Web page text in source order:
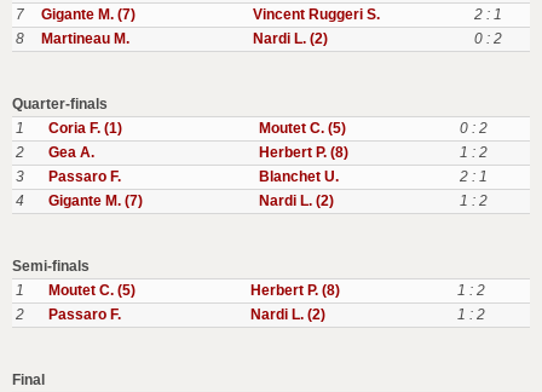
7
Gigante M. (7) Vincent Ruggeri S.
2 : 1
8
Martineau M. Nardi L. (2) 0 : 2
Quarter-finals
1
Coria F. (1) Moutet C. (5)
0 : 2
2
Gea A. Herbert P. (8)
1 : 2
3
Passaro F. Blanchet U.
2 : 1
4
Gigante M. (7) Nardi L. (2) 1 : 2
Semi-finals
1
Moutet C. (5) Herbert P. (8)
1 : 2
2
Passaro F. Nardi L. (2) 1 : 2
Final